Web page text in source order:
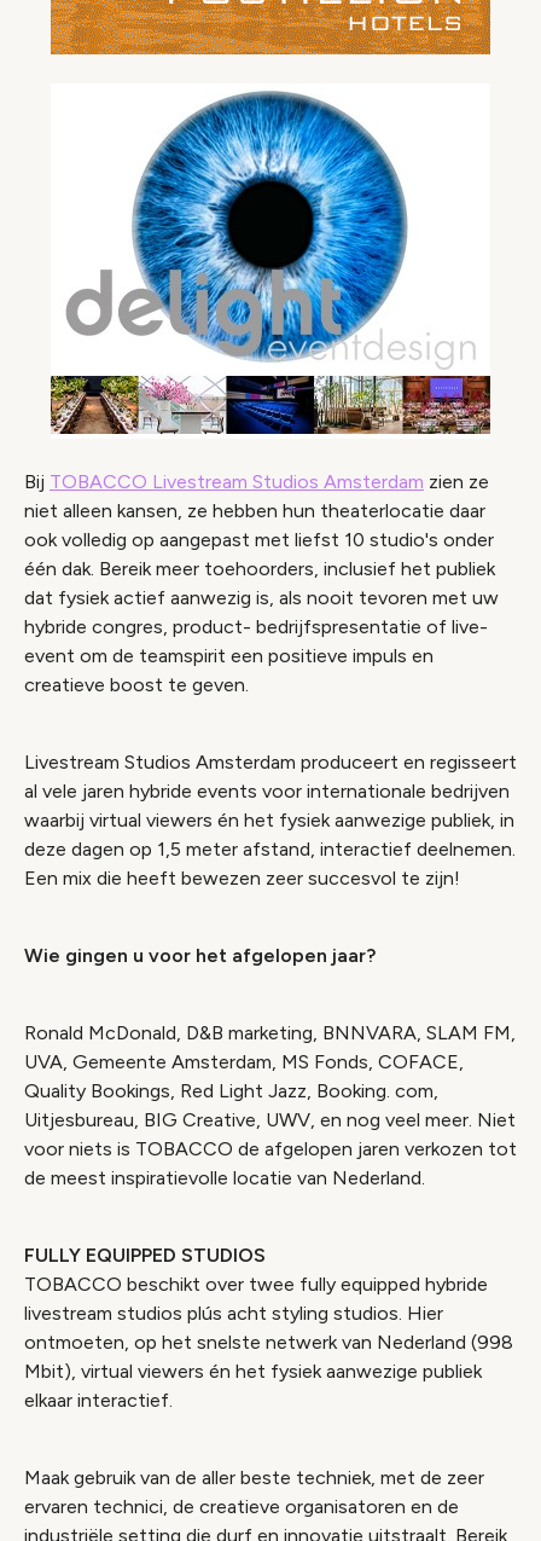
Bij TOBACCO Livestream Studios Amsterdam zien ze
niet alleen kansen, ze hebben hun theaterlocatie daar
ook volledig op aangepast met liefst 10 studio's onder
één dak. Bereik meer toehoorders, inclusief het publiek
dat fysiek actief aanwezig is, als nooit tevoren met uw
hybride congres, product- bedrijfspresentatie of live-
event om de teamspirit een positieve impuls en
creatieve boost te geven.
Livestream Studios Amsterdam produceert en regisseert
al vele jaren hybride events voor internationale bedrijven
waarbij virtual viewers én het fysiek aanwezige publiek, in
deze dagen op 1,5 meter afstand, interactief deelnemen.
Een mix die heeft bewezen zeer succesvol te zijn!
Wie gingen u voor het afgelopen jaar?
Ronald McDonald, D&B marketing, BNNVARA, SLAM FM,
UVA, Gemeente Amsterdam, MS Fonds, COFACE,
Quality Bookings, Red Light Jazz, Booking. com,
Uitjesbureau, BIG Creative, UWV, en nog veel meer. Niet
voor niets is TOBACCO de afgelopen jaren verkozen tot
de meest inspiratievolle locatie van Nederland.
FULLY EQUIPPED STUDIOS
TOBACCO beschikt over twee fully equipped hybride
livestream studios plús acht styling studios. Hier
ontmoeten, op het snelste netwerk van Nederland (998
Mbit), virtual viewers én het fysiek aanwezige publiek
elkaar interactief.
Maak gebruik van de aller beste techniek, met de zeer
ervaren technici, de creatieve organisatoren en de
industriële setting die durf en innovatie uitstraalt. Bereik